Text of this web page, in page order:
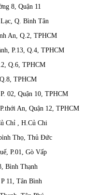
8, Quận 11
Q. Bình Tân
An, Q.2, TPHCM
P.13, Q.4, TPHCM
Q.6, TPHCM
TPHCM
02, Quận 10, TPHCM
An, Quận 12, TPHCM
Chỉ , H.Củ Chi
Thọ, Thủ Đức
P.01, Gò Vấp
Bình Thạnh
11, Tân Bình